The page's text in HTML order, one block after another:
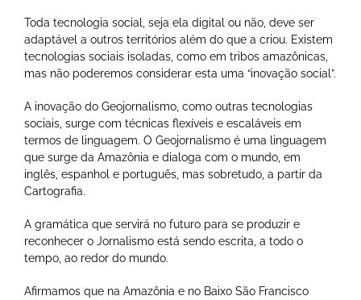
Toda tecnologia social, seja ela digital ou não, deve ser
adaptável a outros territórios além do que a criou. Existem
tecnologias sociais isoladas, como em tribos amazônicas,
mas não poderemos considerar esta uma “inovação social”.
A inovação do Geojornalismo, como outras tecnologias
sociais, surge com técnicas flexíveis e escaláveis em
termos de linguagem. O Geojornalismo é uma linguagem
que surge da Amazônia e dialoga com o mundo, em
inglês, espanhol e português, mas sobretudo, a partir da
Cartografia.
A gramática que servirá no futuro para se produzir e
reconhecer o Jornalismo está sendo escrita, a todo o
tempo, ao redor do mundo.
Afirmamos que na Amazônia e no Baixo São Francisco